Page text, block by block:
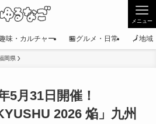
メニュー
味・カルチャー 🏪グルメ・日常 🗾地域
岡県
5月31日開催！
2026 焔」九州